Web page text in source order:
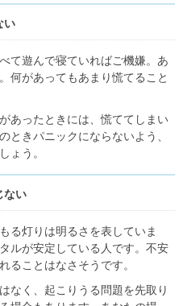
い
て遊んで寝ていればご機嫌。あ
何があってもあまり慌てること
あったときには、慌ててしまい
ときパニックにならないよう、
ょう。
ない
る灯りは明るさを表していま
ルが安定している人です。不安
ることはなさそうです。
なく、起こりうる問題を先取り